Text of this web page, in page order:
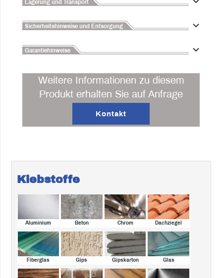
Lagerung und Transport
Sicherheitshinweise und Entsorgung
Garantiehinweise
Weitere Informationen zu diesem
Produkt erhalten Sie auf Anfrage
Kontakt
Klebstoffe
Aluminium Beton Chrom Dachziegel
Fiberglas Gips Gipskarton Glas